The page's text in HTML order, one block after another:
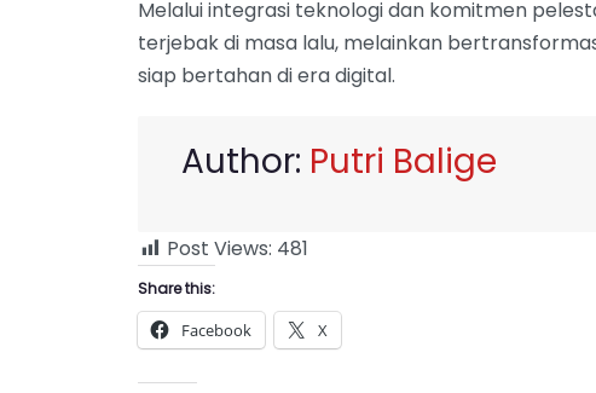
Melalui integrasi teknologi dan komitmen
terjebak di masa lalu, melainkan
siap bertahan di era digital.
Author: Putri Balige
Post Views: 481
Share this:
Facebook X